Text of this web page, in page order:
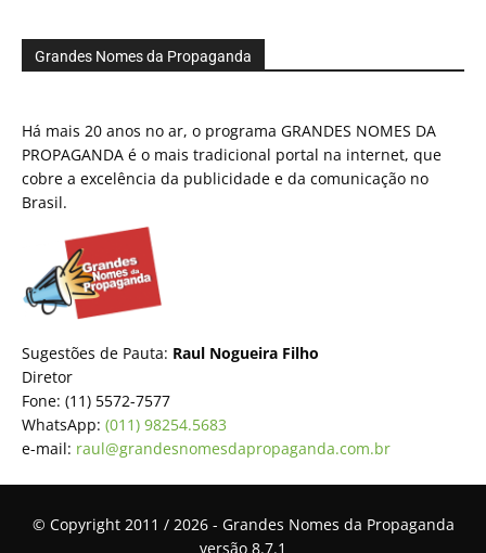
Grandes Nomes da Propaganda
Há mais 20 anos no ar, o programa GRANDES NOMES DA
PROPAGANDA é o mais tradicional portal na internet, que
cobre a excelência da publicidade e da comunicação no
Brasil.
Sugestões de Pauta: Raul Nogueira Filho
Diretor
Fone: (11) 5572-7577
WhatsApp: (011) 98254.5683
e-mail: raul@grandesnomesdapropaganda.com.br
© Copyright 2011 / 2026 - Grandes Nomes da Propaganda
versão 8.7.1